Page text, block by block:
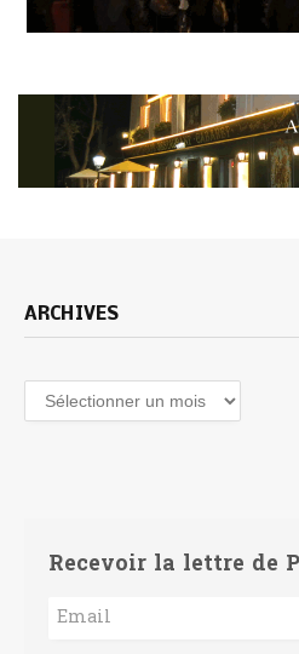
ARCHIVES
Archives
Recevoir la lettre de